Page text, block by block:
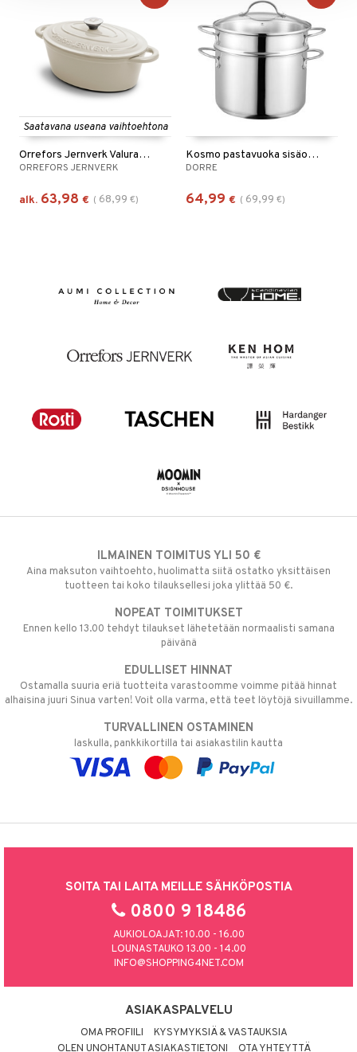
Saatavana useana vaihtoehtona
Orrefors Jernverk Valurautapata 3.5L
ORREFORS JERNVERK
alk. 63,98 € ( 68,99 €)
Kosmo pastavuoka sisäosalla
DORRE
64,99 € ( 69,99 €)
ILMAINEN TOIMITUS YLI 50 €
Aina maksuton vaihtoehto, huolimatta siitä ostatko yksittäisen
tuotteen tai koko tilauksellesi joka ylittää 50 €.
NOPEAT TOIMITUKSET
Ennen kello 13.00 tehdyt tilaukset lähetetään normaalisti samana
päivänä
EDULLISET HINNAT
Ostamalla suuria eriä tuotteita varastoomme voimme pitää hinnat
alhaisina juuri Sinua varten! Voit olla varma, että teet löytöjä sivuillamme.
TURVALLINEN OSTAMINEN
laskulla, pankkikortilla tai asiakastilin kautta
SOITA TAI LAITA MEILLE SÄHKÖPOSTIA
0800 9 18486
AUKIOLOAJAT: 10.00 - 16.00
LOUNASTAUKO 13.00 - 14.00
INFO@SHOPPING4NET.COM
ASIAKASPALVELU
OMA PROFIILI
KYSYMYKSIÄ & VASTAUKSIA
OLEN UNOHTANUT ASIAKASTIETONI
OTA YHTEYTTÄ